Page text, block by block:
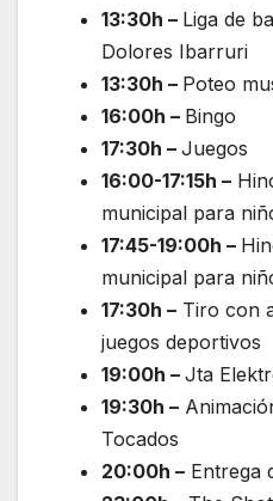
13:30h – Liga de
Dolores Ibarruri
13:30h – Poteo
16:00h – Bingo
17:30h – Juegos
16:00-17:15h –
municipal para
17:45-19:00h –
municipal para
17:30h – Tiro con
juegos deportivos
19:00h – Jta
19:30h –
Tocados
20:00h – Entrega